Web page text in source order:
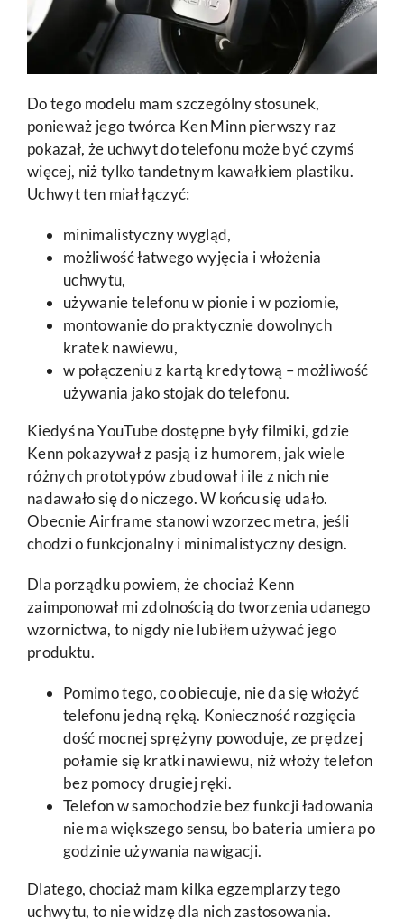
Do tego modelu mam szczególny stosunek,
ponieważ jego twórca Ken Minn pierwszy raz
pokazał, że uchwyt do telefonu może być czymś
więcej, niż tylko tandetnym kawałkiem plastiku.
Uchwyt ten miał łączyć:
minimalistyczny wygląd,
możliwość łatwego wyjęcia i włożenia
uchwytu,
używanie telefonu w pionie i w poziomie,
montowanie do praktycznie dowolnych
kratek nawiewu,
w połączeniu z kartą kredytową – możliwość
używania jako stojak do telefonu.
Kiedyś na YouTube dostępne były filmiki, gdzie
Kenn pokazywał z pasją i z humorem, jak wiele
różnych prototypów zbudował i ile z nich nie
nadawało się do niczego. W końcu się udało.
Obecnie Airframe stanowi wzorzec metra, jeśli
chodzi o funkcjonalny i minimalistyczny design.
Dla porządku powiem, że chociaż Kenn
zaimponował mi zdolnością do tworzenia udanego
wzornictwa, to nigdy nie lubiłem używać jego
produktu.
Pomimo tego, co obiecuje, nie da się włożyć
telefonu jedną ręką. Konieczność rozgięcia
dość mocnej sprężyny powoduje, ze prędzej
połamie się kratki nawiewu, niż włoży telefon
bez pomocy drugiej ręki.
Telefon w samochodzie bez funkcji ładowania
nie ma większego sensu, bo bateria umiera po
godzinie używania nawigacji.
Dlatego, chociaż mam kilka egzemplarzy tego
uchwytu, to nie widzę dla nich zastosowania.